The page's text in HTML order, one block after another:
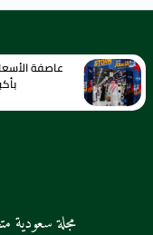
مجلة سعودية